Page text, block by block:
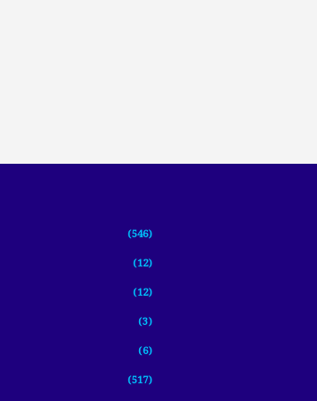
(546)
(12)
(12)
(3)
(6)
(517)